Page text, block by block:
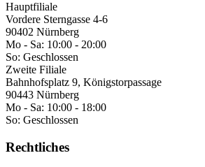
Hauptfiliale
Vordere Sterngasse 4-6
90402 Nürnberg
Mo - Sa: 10:00 - 20:00
So: Geschlossen
Zweite Filiale
Bahnhofsplatz 9, Königstorpassage
90443 Nürnberg
Mo - Sa: 10:00 - 18:00
So: Geschlossen
Rechtliches